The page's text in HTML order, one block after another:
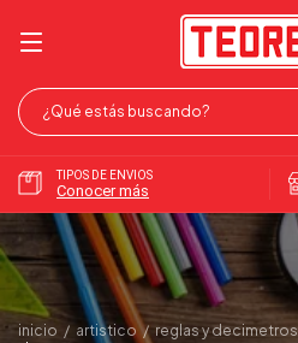
TIPOS DE ENVIOS
Conocer más
inicio / artistico / reglas y decimetros